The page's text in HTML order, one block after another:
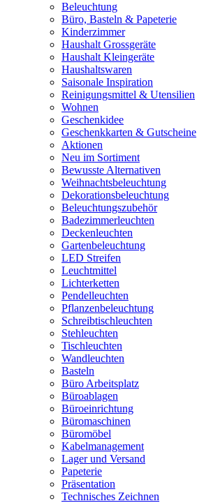
Beleuchtung
Büro, Basteln & Papeterie
Kinderzimmer
Haushalt Grossgeräte
Haushalt Kleingeräte
Haushaltswaren
Saisonale Inspiration
Reinigungsmittel & Utensilien
Wohnen
Geschenkidee
Geschenkkarten & Gutscheine
Aktionen
Neu im Sortiment
Bewusste Alternativen
Weihnachtsbeleuchtung
Dekorationsbeleuchtung
Beleuchtungszubehör
Badezimmerleuchten
Deckenleuchten
Gartenbeleuchtung
LED Streifen
Leuchtmittel
Lichterketten
Pendelleuchten
Pflanzenbeleuchtung
Schreibtischleuchten
Stehleuchten
Tischleuchten
Wandleuchten
Basteln
Büro Arbeitsplatz
Büroablagen
Büroeinrichtung
Büromaschinen
Büromöbel
Kabelmanagement
Lager und Versand
Papeterie
Präsentation
Technisches Zeichnen